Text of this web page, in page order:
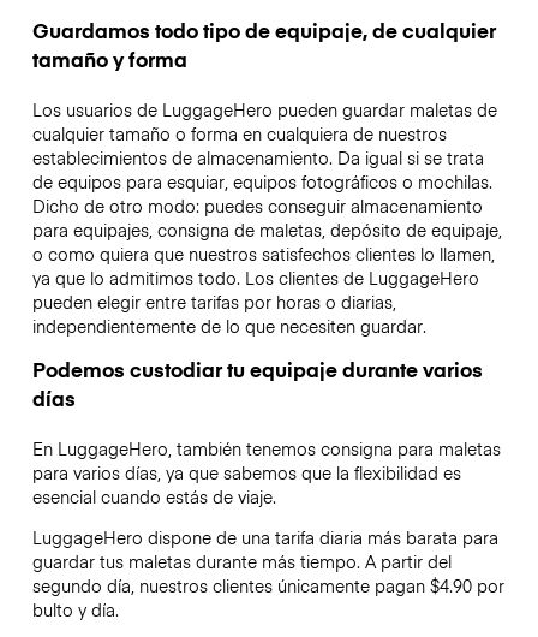
Guardamos todo tipo de equipaje, de cualquier
tamaño y forma
Los usuarios de LuggageHero pueden guardar maletas de
cualquier tamaño o forma en cualquiera de nuestros
establecimientos de almacenamiento. Da igual si se trata
de equipos para esquiar, equipos fotográficos o mochilas.
Dicho de otro modo: puedes conseguir almacenamiento
para equipajes, consigna de maletas, depósito de equipaje,
o como quiera que nuestros satisfechos clientes lo llamen,
ya que lo admitimos todo. Los clientes de LuggageHero
pueden elegir entre tarifas por horas o diarias,
independientemente de lo que necesiten guardar.
Podemos custodiar tu equipaje durante varios
días
En LuggageHero, también tenemos consigna para maletas
para varios días, ya que sabemos que la flexibilidad es
esencial cuando estás de viaje.
LuggageHero dispone de una tarifa diaria más barata para
guardar tus maletas durante más tiempo. A partir del
segundo día, nuestros clientes únicamente pagan $4.90 por
bulto y día.